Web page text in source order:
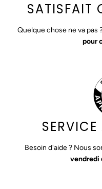
SATISFAIT
Quelque chose ne va pas
pour
SERVICE
Besoin d'aide ? Nous
vendredi